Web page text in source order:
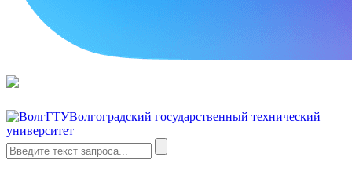
Волгоградский государственный технический
университет